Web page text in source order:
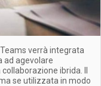
verrà integrata
ad agevolare
ibrida. Il
se utilizzata in modo